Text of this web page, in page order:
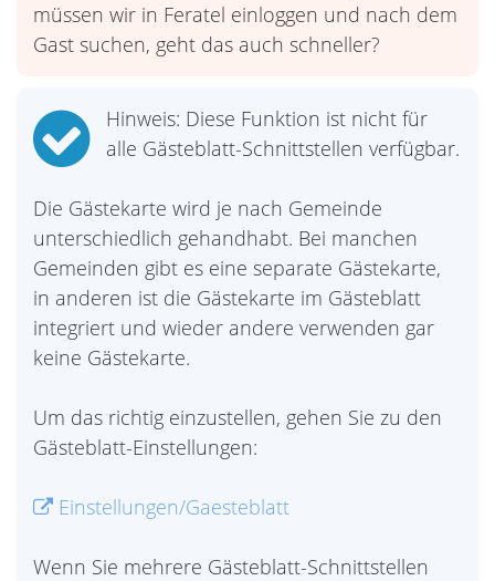
müssen wir in Feratel einloggen und nach dem
Gast suchen, geht das auch schneller?
Hinweis: Diese Funktion ist nicht für
alle Gästeblatt-Schnittstellen verfügbar.
Die Gästekarte wird je nach Gemeinde
unterschiedlich gehandhabt. Bei manchen
Gemeinden gibt es eine separate Gästekarte,
in anderen ist die Gästekarte im Gästeblatt
integriert und wieder andere verwenden gar
keine Gästekarte.
Um das richtig einzustellen, gehen Sie zu den
Gästeblatt-Einstellungen:
Einstellungen/Gaesteblatt
Wenn Sie mehrere Gästeblatt-Schnittstellen